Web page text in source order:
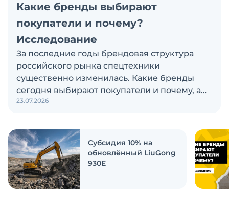
Какие бренды выбирают
покупатели и почему?
Исследование
За последние годы брендовая структура
российского рынка спецтехники
существенно изменилась. Какие бренды
сегодня выбирают покупатели и почему, а
также кого считают лидерами рынка?
ответить на эти вопросы
23.07.2026
Субсидия 10% на
обновлённый LiuGong
930E